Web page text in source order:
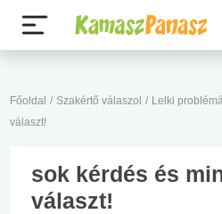
Főoldal / Szakértő válaszol / Lelki
választ!
sok kérdés és
választ!